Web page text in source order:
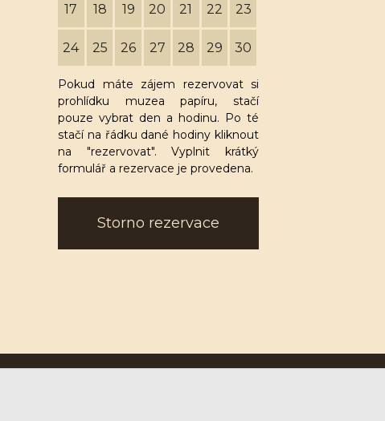
17 18 19 20 21 22 23
24 25 26 27 28 29 30
Pokud máte zájem rezervovat si
prohlídku muzea papíru, stačí
pouze vybrat den a hodinu. Po té
stačí na řádku dané hodiny kliknout
na "rezervovat". Vyplnit krátký
formulář a rezervace je provedena.
Storno rezervace